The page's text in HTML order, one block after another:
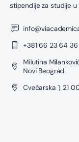
stipendije za studije u
+381 66 23 64 36
Milutina
Novi Beograd
Cvećarska 1, 21